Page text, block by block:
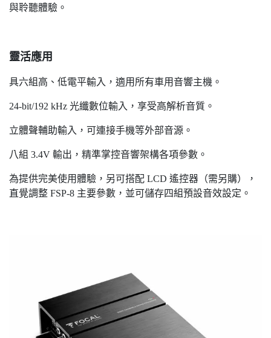
與聆聽體驗。
靈活應用
具六組高、低電平輸入，適用所有車用音響主機。
24-bit/192 kHz 光纖數位輸入，享受高解析音質。
立體聲輔助輸入，可連接手機等外部音源。
八組 3.4V 輸出，精準掌控音響架構各項參數。
為提供完美使用體驗，另可搭配 LCD 遙控器（需另購），
直覺調整 FSP-8 主要參數，並可儲存四組預設音效設定。